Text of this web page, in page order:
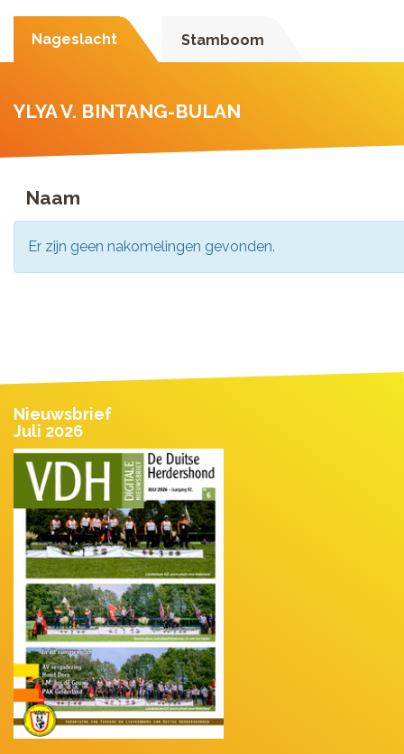
Nageslacht Stamboom
YLYA V. BINTANG-BULAN
Naam
Er zijn geen nakomelingen gevonden.
Nieuwsbrief
Juli 2026